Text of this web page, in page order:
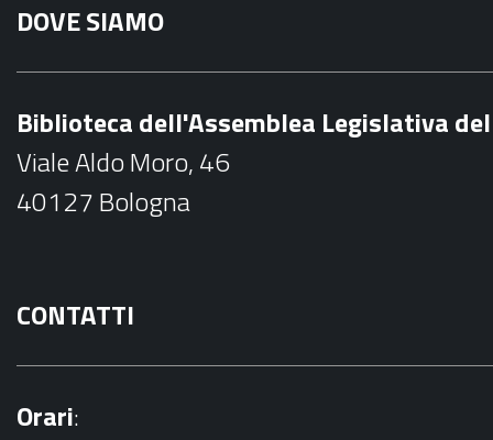
c
e
k
DOVE SIAMO
Biblioteca dell'Assemblea Legislativa
Viale Aldo Moro, 46
40127 Bologna
CONTATTI
Orari: